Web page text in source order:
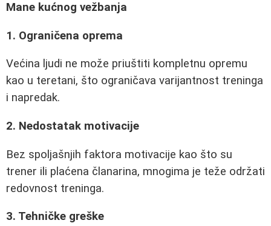
Mane kućnog vežbanja
1. Ograničena oprema
Većina ljudi ne može priuštiti kompletnu opremu
kao u teretani, što ograničava varijantnost treninga
i napredak.
2. Nedostatak motivacije
Bez spoljašnjih faktora motivacije kao što su
trener ili plaćena članarina, mnogima je teže održati
redovnost treninga.
3. Tehničke greške